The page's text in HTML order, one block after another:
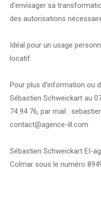
d'envisager sa
des autorisations
Idéal pour un usage
locatif.
Pour plus d'information ou
Sébastien Schweickart au
74 94 76, par mail :
contact@agence-ill.com
Sébastien Schweickart EI-
Colmar sous le numéro